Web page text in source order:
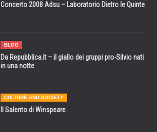
Concerto 2008 Adsu – Laboratorio Dietro le Quinte
BLOG
Da Repubblica.it – il giallo dei gruppi pro-Silvio nati
in una notte
CULTURE AND SOCIETY
Il Salento di Winspeare